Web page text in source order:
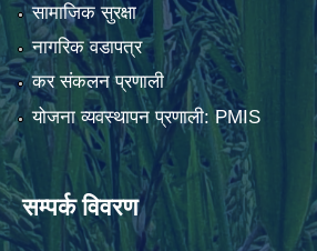
सामाजिक सुरक्षा
नागरिक वडापत्र
कर संकलन प्रणाली
योजना व्यवस्थापन प्रणाली: PMIS
सम्पर्क विवरण